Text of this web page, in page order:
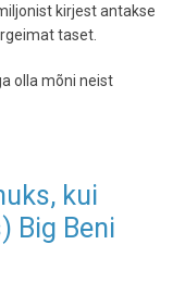
kirjest antakse
taset.
olla mõni neist
kui
Big Beni